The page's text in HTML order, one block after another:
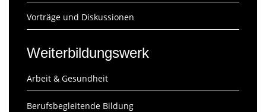
Vorträge und Diskussionen
Weiterbildungswerk
Arbeit & Gesundheit
Berufsbegleitende Bildung